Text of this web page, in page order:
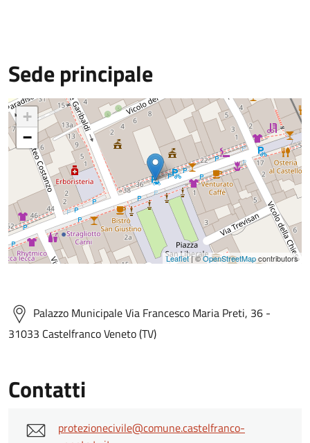
Sede principale
+
−
Leaflet| ©OpenStreetMapcontributors
Palazzo Municipale Via Francesco Maria Preti, 36 -
31033 Castelfranco Veneto (TV)
Contatti
protezionecivile@comune.castelfranco-